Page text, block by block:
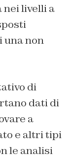
nei livelli a
una non
di
dati di
a
e altri tipi
le analisi